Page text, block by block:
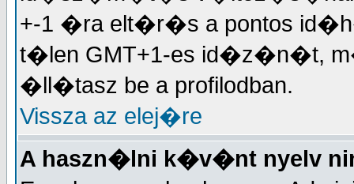
+-1 �ra elt�r�s a pontos
t�len GMT+1-es id�z�n�t,
�ll�tasz be a profilodban.
Vissza az elej�re
A haszn�lni k�v�nt nyelv